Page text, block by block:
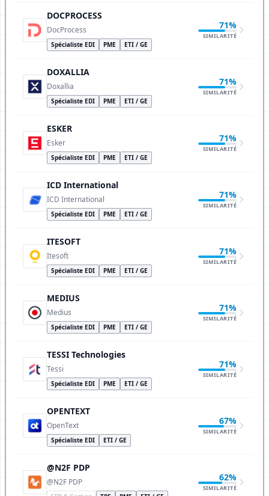
DOCPROCESS
DocProcess
Spécialiste EDI PME ETI / GE
71%
SIMILARITÉ
DOXALLIA
Doxallia
Spécialiste EDI PME ETI / GE
71%
SIMILARITÉ
ESKER
Esker
Spécialiste EDI PME ETI / GE
71%
SIMILARITÉ
ICD International
ICD International
Spécialiste EDI PME ETI / GE
71%
SIMILARITÉ
ITESOFT
Itesoft
Spécialiste EDI PME ETI / GE
71%
SIMILARITÉ
MEDIUS
Medius
Spécialiste EDI PME ETI / GE
71%
SIMILARITÉ
TESSI Technologies
Tessi
Spécialiste EDI PME ETI / GE
71%
SIMILARITÉ
OPENTEXT
OpenText
Spécialiste EDI ETI / GE
67%
SIMILARITÉ
@N2F PDP
@N2F PDP 62%
SIMILARITÉ